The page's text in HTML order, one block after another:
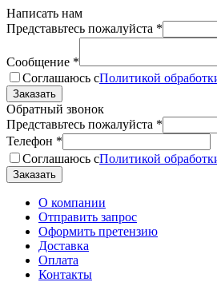
Написать нам
Представьтесь пожалуйста *
Сообщение *
Соглашаюсь сПолитикой
Обратный звонок
Представьтесь пожалуйста *
Телефон *
Соглашаюсь сПолитикой
О компании
Отправить запрос
Оформить претензию
Доставка
Оплата
Контакты